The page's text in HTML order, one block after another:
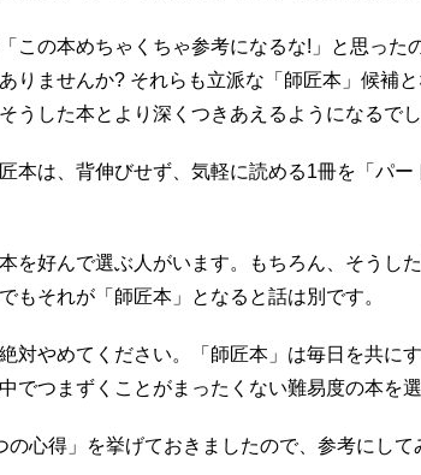
この本めちゃくちゃ参考になるな!」と思った
りませんか? それらも立派な「師匠本」候補
うした本とより深くつきあえるようになるでし
本は、背伸びせず、気軽に読める1冊を「パー
を好んで選ぶ人がいます。もちろん、そうし
もそれが「師匠本」となると話は別です。
対やめてください。「師匠本」は毎日を共に
でつまずくことがまったくない難易度の本を選
の心得」を挙げておきましたので、参考にして